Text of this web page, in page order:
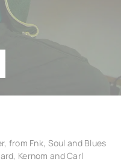
from Fnk, Soul and Blues
Kernom and Carl